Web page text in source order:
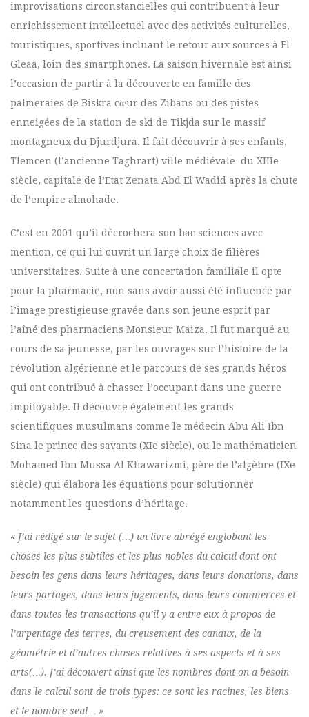
improvisations circonstancielles qui contribuent à leur
enrichissement intellectuel avec des activités culturelles,
touristiques, sportives incluant le retour aux sources à El
Gleaa, loin des smartphones. La saison hivernale est ainsi
l’occasion de partir à la découverte en famille des
palmeraies de Biskra cœur des Zibans ou des pistes
enneigées de la station de ski de Tikjda sur le massif
montagneux du Djurdjura. Il fait découvrir à ses enfants,
Tlemcen (l’ancienne Taghrart) ville médiévale du XIIIe
siècle, capitale de l’Etat Zenata Abd El Wadid après la chute
de l’empire almohade.
C’est en 2001 qu’il décrochera son bac sciences avec
mention, ce qui lui ouvrit un large choix de filières
universitaires. Suite à une concertation familiale il opte
pour la pharmacie, non sans avoir aussi été influencé par
l’image prestigieuse gravée dans son jeune esprit par
l’aîné des pharmaciens Monsieur Maiza. Il fut marqué au
cours de sa jeunesse, par les ouvrages sur l’histoire de la
révolution algérienne et le parcours de ses grands héros
qui ont contribué à chasser l’occupant dans une guerre
impitoyable. Il découvre également les grands
scientifiques musulmans comme le médecin Abu Ali Ibn
Sina le prince des savants (XIe siècle), ou le mathématicien
Mohamed Ibn Mussa Al Khawarizmi, père de l’algèbre (IXe
siècle) qui élabora les équations pour solutionner
notamment les questions d’héritage.
« J’ai rédigé sur le sujet (…) un livre abrégé englobant les
choses les plus subtiles et les plus nobles du calcul dont ont
besoin les gens dans leurs héritages, dans leurs donations, dans
leurs partages, dans leurs jugements, dans leurs commerces et
dans toutes les transactions qu’il y a entre eux à propos de
l’arpentage des terres, du creusement des canaux, de la
géométrie et d’autres choses relatives à ses aspects et à ses
arts(…). J’ai découvert ainsi que les nombres dont on a besoin
dans le calcul sont de trois types: ce sont les racines, les biens
et le nombre seul… »